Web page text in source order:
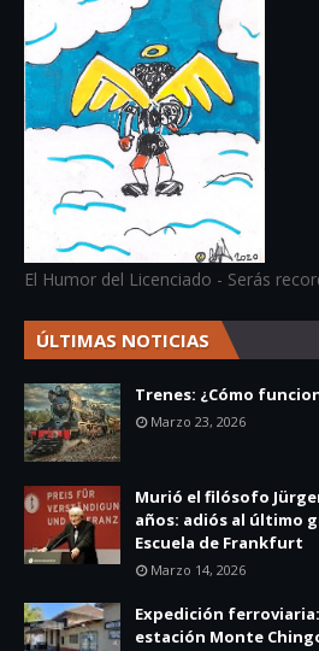
El Humor del Licenciado - Serás
ÚLTIMAS NOTICIAS
Trenes: ¿Cómo
Marzo 23, 2026
Murió el filósofo
años: adiós al último
Escuela de Frankfurt
Marzo 14, 2026
Expedición
estación Monte